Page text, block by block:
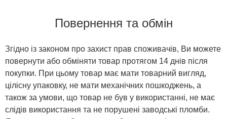
Повернення та обмін
Згідно із законом про захист прав споживачів, Ви можете
повернути або обміняти товар протягом 14 днів після
покупки. При цьому товар має мати товарний вигляд,
цілісну упаковку, не мати механічних пошкоджень, а
також за умови, що товар не був у використанні, не має
слідів використання та не порушені заводські пломби.